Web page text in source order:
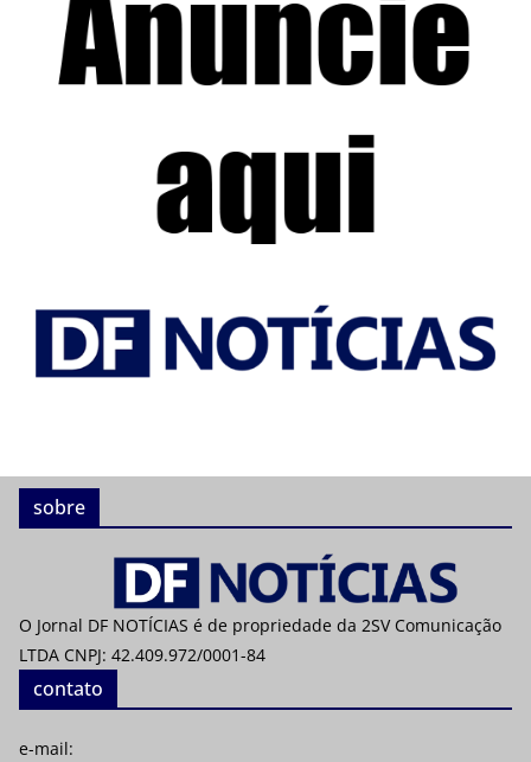
sobre
O Jornal DF NOTÍCIAS é de propriedade da 2SV Comunicação
LTDA CNPJ: 42.409.972/0001-84
contato
e-mail: